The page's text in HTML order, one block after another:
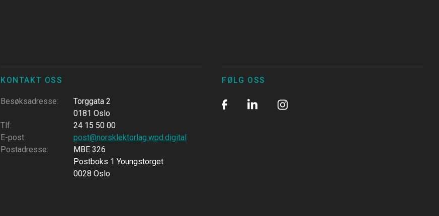
KONTAKT OSS
Besøksadresse:
Torggata 2
0181 Oslo
Tlf:
24 15 50 00
E-post:
post@norsklektorlag.wpd.digital
Postadresse:
MBE 326
Postboks 1 Youngstorget
0028 Oslo
FØLG OSS